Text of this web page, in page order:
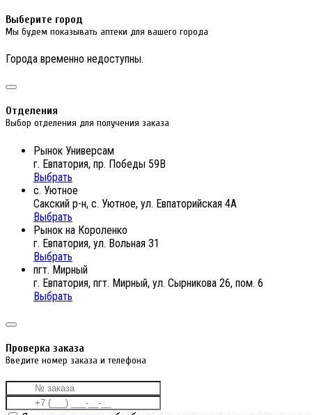
Выберите город
Мы будем показывать аптеки для вашего города
Города временно недоступны.
Отделения
Выбор отделения для получения заказа
Рынок Универсам
г. Евпатория, пр. Победы 59В
Выбрать
с. Уютное
Сакский р-н, с. Уютное, ул. Евпаторийская 4А
Выбрать
Рынок на Короленко
г. Евпатория, ул. Вольная 31
Выбрать
пгт. Мирный
г. Евпатория, пгт. Мирный, ул. Сырникова 26, пом. 6
Выбрать
Проверка заказа
Введите номер заказа и телефона